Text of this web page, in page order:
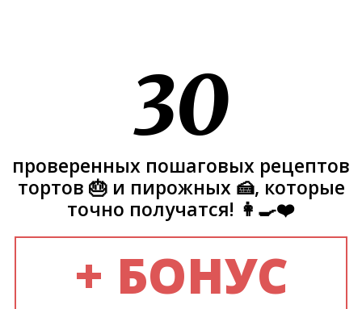
30
проверенных пошаговых рецептов
тортов 🎂 и пирожных 🍰, которые
точно получатся! 👩‍🍳❤️
+ БОНУС